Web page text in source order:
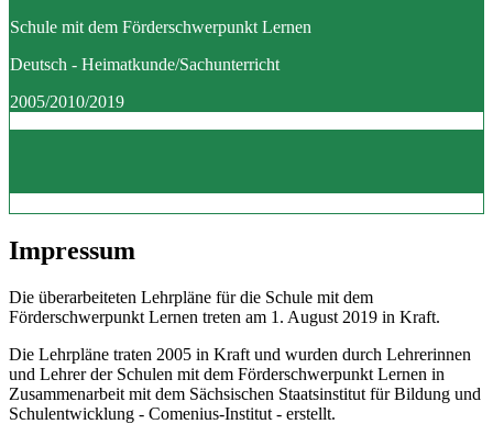
Schule mit dem Förderschwerpunkt Lernen
Deutsch - Heimatkunde/Sachunterricht
2005/2010/2019
Impressum
Die überarbeiteten Lehrpläne für die Schule mit dem
Förderschwerpunkt Lernen treten am 1. August 2019 in Kraft.
Die Lehrpläne traten 2005 in Kraft und wurden durch Lehrerinnen
und Lehrer der Schulen mit dem Förderschwerpunkt Lernen in
Zusammenarbeit mit dem Sächsischen Staatsinstitut für Bildung und
Schulentwicklung - Comenius-Institut - erstellt.